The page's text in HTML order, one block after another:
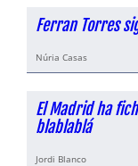
Ferran Torres
Núria Casas
El Madrid ha
blablablá
Jordi Blanco